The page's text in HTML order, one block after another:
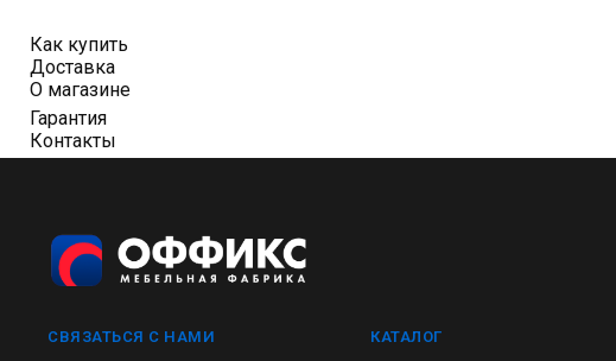
Как купить
Доставка
О магазине
Гарантия
Контакты
СВЯЗАТЬСЯ С НАМИ КАТАЛОГ